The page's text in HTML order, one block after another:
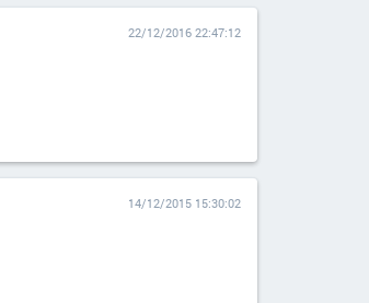
22/12/2016 22:47:12
14/12/2015 15:30:02